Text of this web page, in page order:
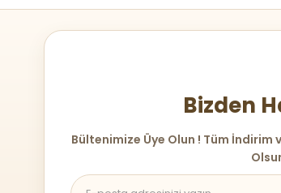
Bizden
Bültenimize Üye Olun ! Tüm İndirim